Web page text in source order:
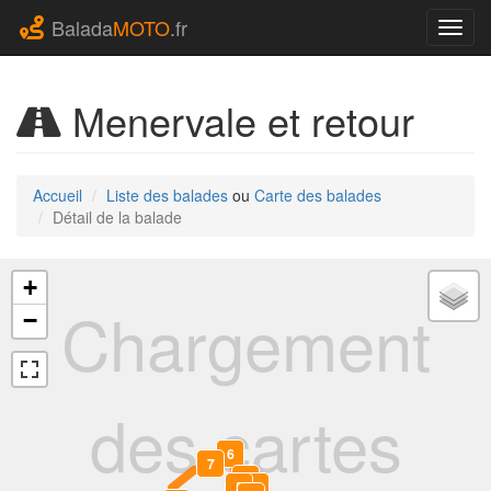
BaladaMOTO.fr
Menervale et retour
Accueil Liste des balades ou Carte des balades
Détail de la balade
Chargement
des cartes
3
4
5
6
7
+
−